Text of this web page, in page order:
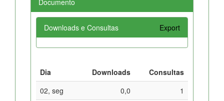
Downloads e Consultas Export
Dia Downloads
Consultas
02, seg
0,0
1